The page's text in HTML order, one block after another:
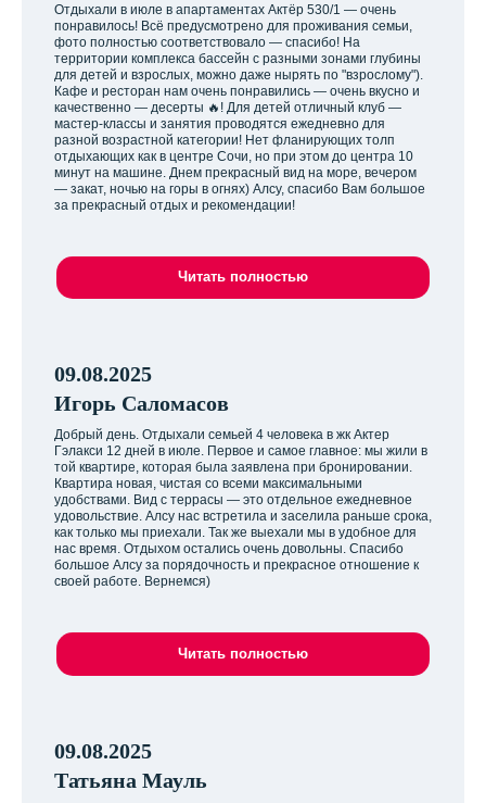
Отдыхали в июле в апартаментах Актёр 530/1 — очень
понравилось! Всё предусмотрено для проживания семьи,
фото полностью соответствовало — спасибо! На
территории комплекса бассейн с разными зонами глубины
для детей и взрослых, можно даже нырять по "взрослому").
Кафе и ресторан нам очень понравились — очень вкусно и
качественно — десерты 🔥! Для детей отличный клуб —
мастер-классы и занятия проводятся ежедневно для
разной возрастной категории! Нет фланирующих толп
отдыхающих как в центре Сочи, но при этом до центра 10
минут на машине. Днем прекрасный вид на море, вечером
— закат, ночью на горы в огнях) Алсу, спасибо Вам большое
за прекрасный отдых и рекомендации!
Читать полностью
09.08.2025
Игорь Саломасов
Добрый день. Отдыхали семьей 4 человека в жк Актер
Гэлакси 12 дней в июле. Первое и самое главное: мы жили в
той квартире, которая была заявлена при бронировании.
Квартира новая, чистая со всеми максимальными
удобствами. Вид с террасы — это отдельное ежедневное
удовольствие. Алсу нас встретила и заселила раньше срока,
как только мы приехали. Так же выехали мы в удобное для
нас время. Отдыхом остались очень довольны. Спасибо
большое Алсу за порядочность и прекрасное отношение к
своей работе. Вернемся)
Читать полностью
09.08.2025
Татьяна Мауль